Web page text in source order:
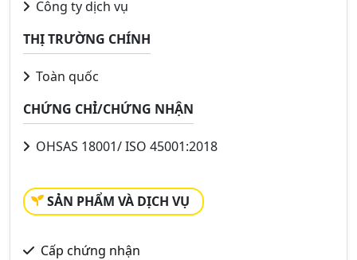
Công ty dịch vụ
THỊ TRƯỜNG CHÍNH
Toàn quốc
CHỨNG CHỈ/CHỨNG NHẬN
OHSAS 18001/ ISO 45001:2018
SẢN PHẨM VÀ DỊCH VỤ
Cấp chứng nhận